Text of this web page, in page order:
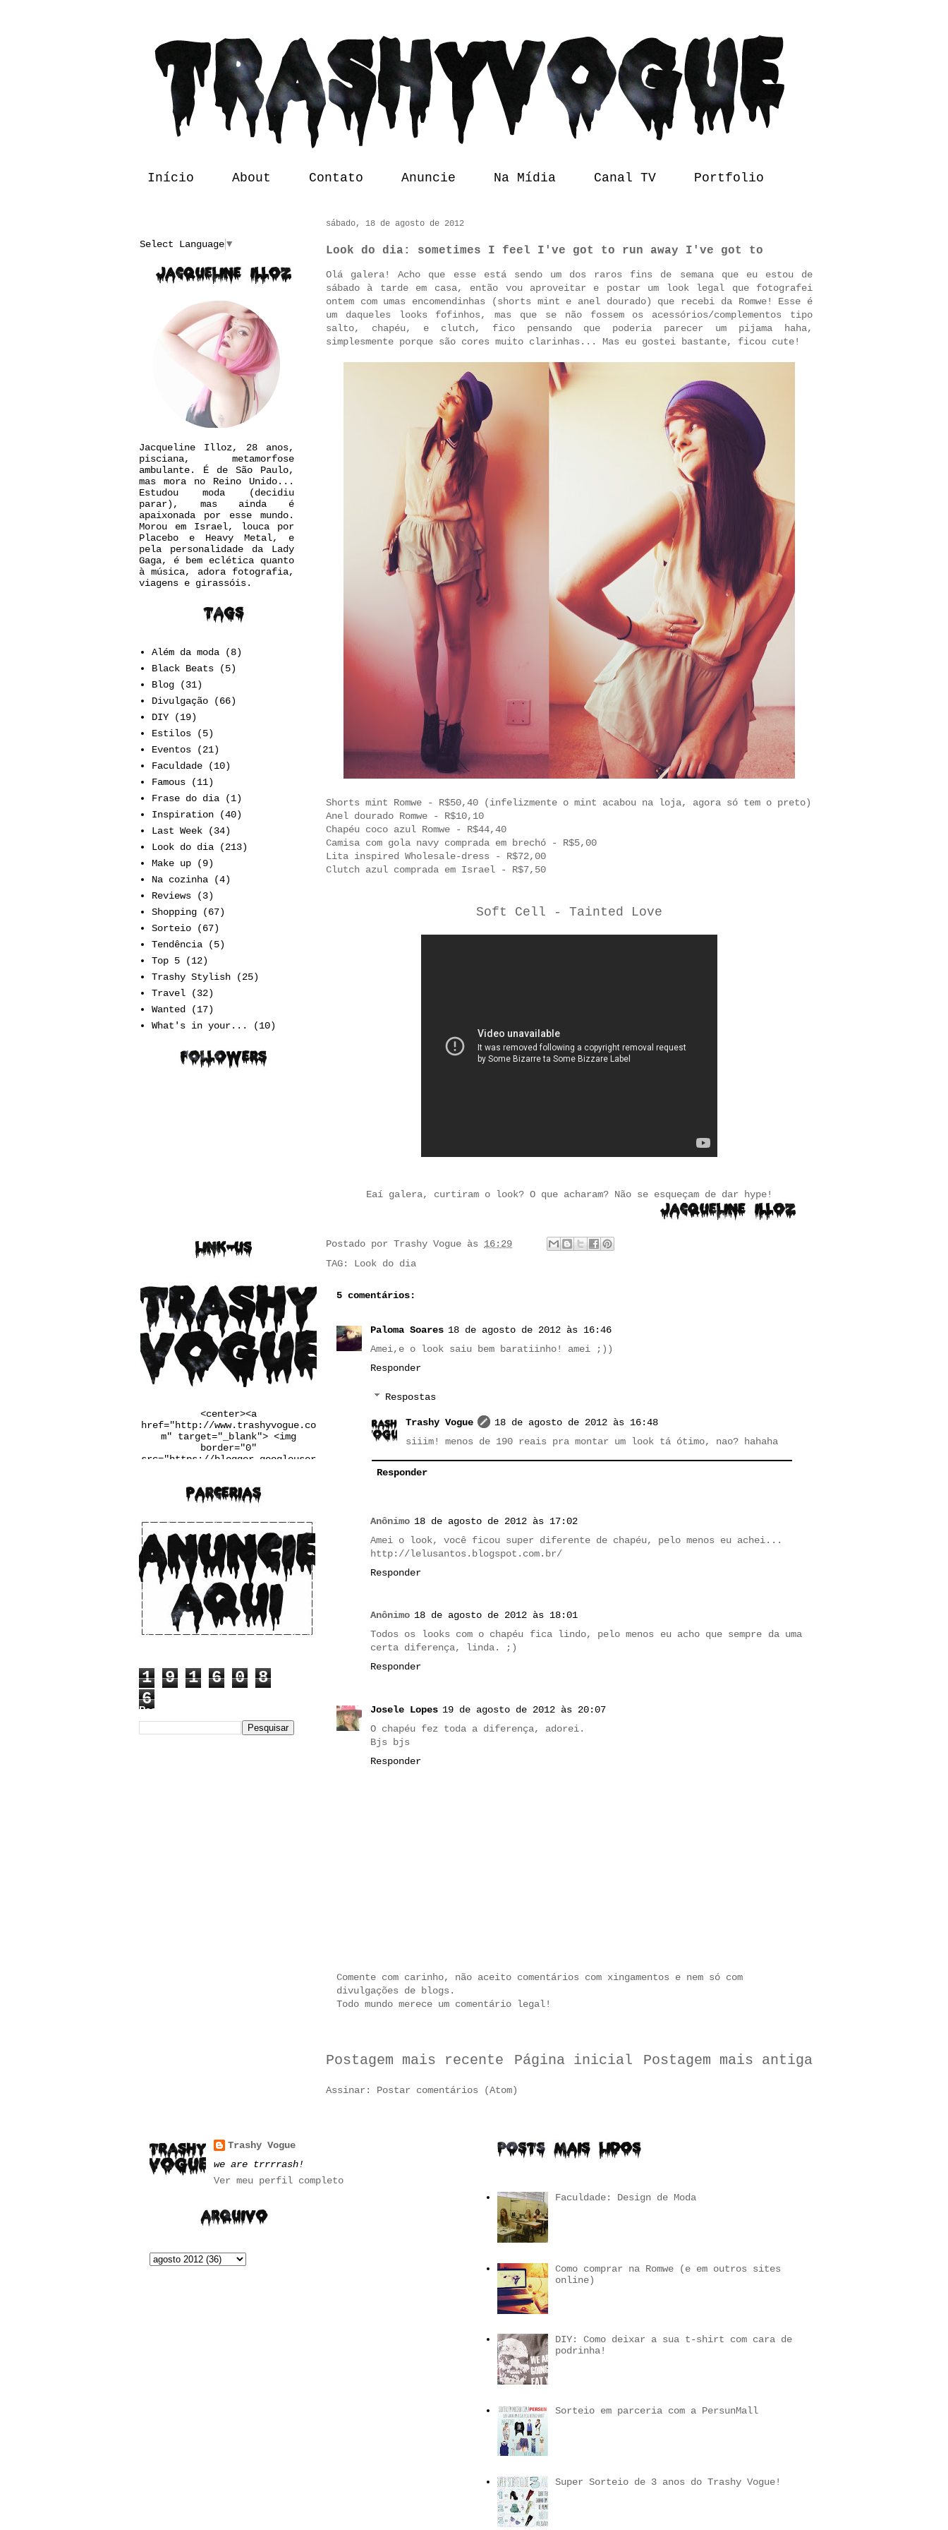
Início About Contato Anuncie Na Mídia Canal TV Portfolio
sábado, 18 de agosto de 2012
Look do dia: sometimes I feel I've got to run away I've got to
Olá galera! Acho que esse está sendo um dos raros fins de semana que eu estou de
sábado à tarde em casa, então vou aproveitar e postar um look legal que fotografei
ontem com umas encomendinhas (shorts mint e anel dourado) que recebi da Romwe! Esse é
um daqueles looks fofinhos, mas que se não fossem os acessórios/complementos tipo
salto, chapéu, e clutch, fico pensando que poderia parecer um pijama haha,
simplesmente porque são cores muito clarinhas... Mas eu gostei bastante, ficou cute!
Shorts mint Romwe - R$50,40 (infelizmente o mint acabou na loja, agora só tem o preto)
Anel dourado Romwe - R$10,10
Chapéu coco azul Romwe - R$44,40
Camisa com gola navy comprada em brechó - R$5,00
Lita inspired Wholesale-dress - R$72,00
Clutch azul comprada em Israel - R$7,50
Soft Cell - Tainted Love
Eaí galera, curtiram o look? O que acharam? Não se esqueçam de dar hype!
Postado por Trashy Vogue às 16:29
TAG: Look do dia
5 comentários:
Paloma Soares 18 de agosto de 2012 às 16:46
Amei,e o look saiu bem baratiinho! amei ;))
Responder
Respostas
Trashy Vogue
18 de agosto de 2012 às 16:48
siiim! menos de 190 reais pra montar um look tá ótimo, nao? hahaha
Responder
Anônimo 18 de agosto de 2012 às 17:02
Amei o look, você ficou super diferente de chapéu, pelo menos eu achei...
http://lelusantos.blogspot.com.br/
Responder
Anônimo 18 de agosto de 2012 às 18:01
Todos os looks com o chapéu fica lindo, pelo menos eu acho que sempre da uma
certa diferença, linda. ;)
Responder
Josele Lopes 19 de agosto de 2012 às 20:07
O chapéu fez toda a diferença, adorei.
Bjs bjs
Responder
Comente com carinho, não aceito comentários com xingamentos e nem só com
divulgações de blogs.
Todo mundo merece um comentário legal!
Postagem mais recente Postagem mais antiga
Página inicial
Assinar: Postar comentários (Atom)
Select Language▼
Jacqueline Illoz, 28 anos,
pisciana, metamorfose
ambulante. É de São Paulo,
mas mora no Reino Unido...
Estudou moda (decidiu
parar), mas ainda é
apaixonada por esse mundo.
Morou em Israel, louca por
Placebo e Heavy Metal, e
pela personalidade da Lady
Gaga, é bem eclética quanto
à música, adora fotografia,
viagens e girassóis.
Além da moda
(8)
Black Beats
(5)
Blog
(31)
Divulgação
(66)
DIY
(19)
Estilos
(5)
Eventos
(21)
Faculdade
(10)
Famous
(11)
Frase do dia
(1)
Inspiration
(40)
Last Week
(34)
Look do dia
(213)
Make up
(9)
Na cozinha
(4)
Reviews
(3)
Shopping
(67)
Sorteio
(67)
Tendência
(5)
Top 5
(12)
Trashy Stylish
(25)
Travel
(32)
Wanted
(17)
What's in your...
(10)
<center><a
href="http://www.trashyvogue.co
m" target="_blank"> <img
border="0"
src="https://blogger.googleuser
u3wSj4vLaL0MiWcMlkIIq9N34UaFq6Q
2PRlYxiF4jDxtfiTugVHzJnj1Ba6pxQ
__FSINM8VGJk_Qmcvbc6_ws4rbqoBF5
QX4QiDxgIn65NudFdVd2BUwJbJw/w25
0-h167-no/banner.jpg" /></a>
</center>
1 9 1 6 0
8
6
Pesquisar este blog
Trashy Vogue
we are trrrrash!
Ver meu perfil completo
Faculdade: Design de Moda
Como comprar na Romwe (e em outros sites
online)
DIY: Como deixar a sua t-shirt com cara de
podrinha!
Sorteio em parceria com a PersunMall
Super Sorteio de 3 anos do Trashy Vogue!